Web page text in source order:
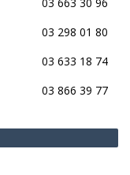
03 298 01 80
03 633 18 74
03 866 39 77